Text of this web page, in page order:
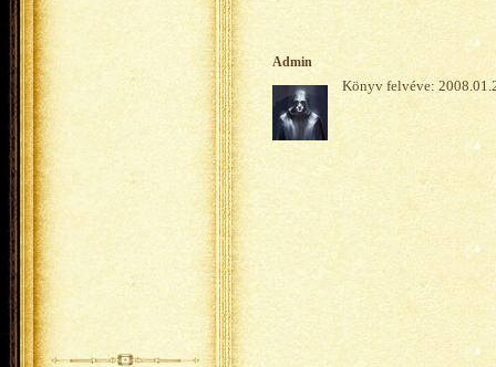
Admin
Könyv felvéve: